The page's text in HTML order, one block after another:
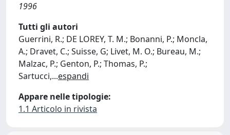
1996
Tutti gli autori
Guerrini, R.; DE LOREY, T. M.; Bonanni, P.; Moncla,
A.; Dravet, C.; Suisse, G; Livet, M. O.; Bureau, M.;
Malzac, P.; Genton, P.; Thomas, P.;
Sartucci,...espandi
Appare nelle tipologie:
1.1 Articolo in rivista